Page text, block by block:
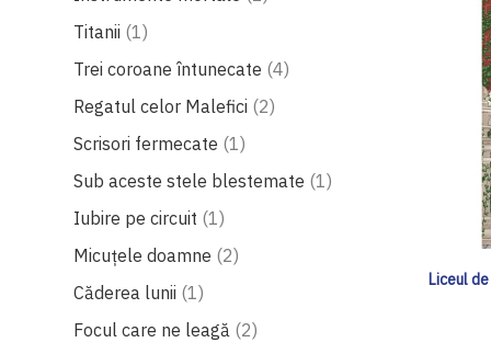
Titanii 1produs
Trei coroane întunecate 4produse
Regatul celor Malefici 2produse
Scrisori fermecate 1produs
Sub aceste stele blestemate 1produs
Iubire pe circuit 1produs
Micuțele doamne 2produse
Căderea lunii 1produs
Focul care ne leagă 2produse
Liceul